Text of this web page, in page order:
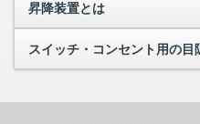
昇降装置とは
スイッチ・コンセント用の